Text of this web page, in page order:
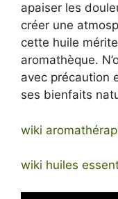
apaiser les
créer une
cette huile
aromathèque.
avec précaution
ses bienfaits
wiki
wiki huiles